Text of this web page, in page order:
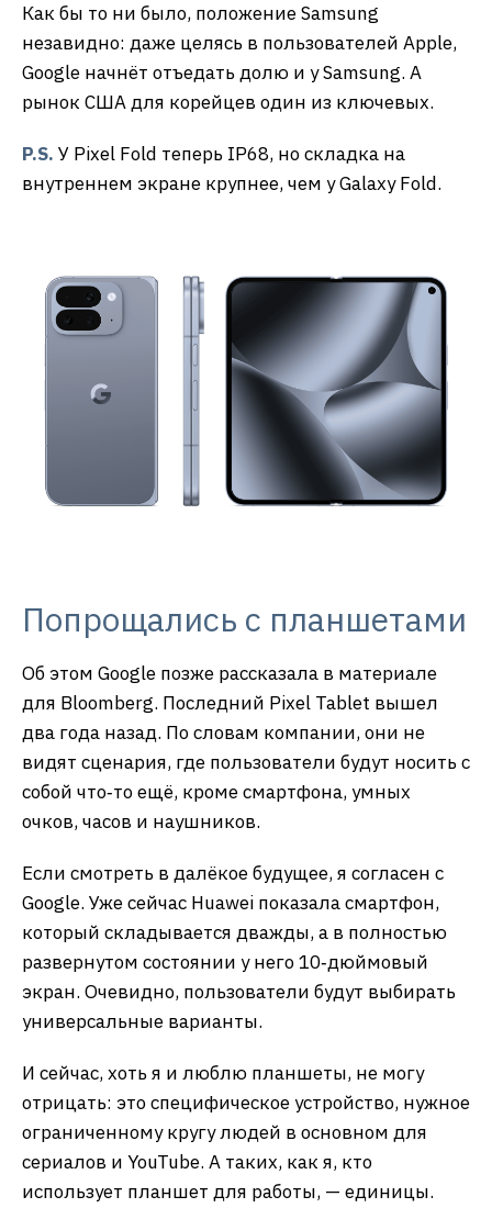
Как бы то ни было, положение Samsung
незавидно: даже целясь в пользователей Apple,
Google начнёт отъедать долю и у Samsung. А
рынок США для корейцев один из ключевых.
P.S. У Pixel Fold теперь IP68, но складка на
внутреннем экране крупнее, чем у Galaxy Fold.
Попрощались с планшетами
Об этом Google позже рассказала в материале
для Bloomberg. Последний Pixel Tablet вышел
два года назад. По словам компании, они не
видят сценария, где пользователи будут носить с
собой что‑то ещё, кроме смартфона, умных
очков, часов и наушников.
Если смотреть в далёкое будущее, я согласен с
Google. Уже сейчас Huawei показала смартфон,
который складывается дважды, а в полностью
развернутом состоянии у него 10‑дюймовый
экран. Очевидно, пользователи будут выбирать
универсальные варианты.
И сейчас, хоть я и люблю планшеты, не могу
отрицать: это специфическое устройство, нужное
ограниченному кругу людей в основном для
сериалов и YouTube. А таких, как я, кто
использует планшет для работы, — единицы.